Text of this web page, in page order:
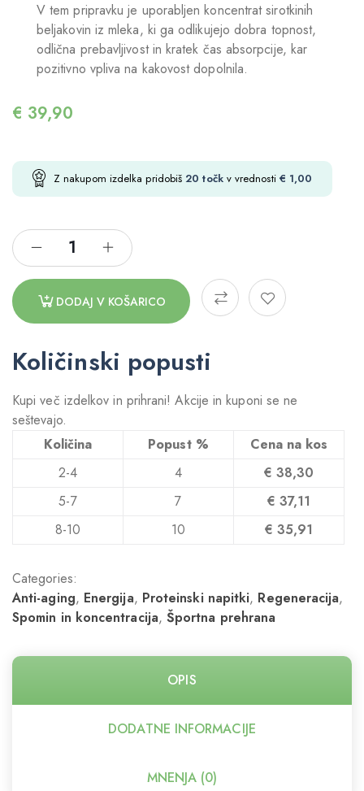
V tem pripravku je uporabljen koncentrat sirotkinih
beljakovin iz mleka, ki ga odlikujejo dobra topnost,
odlična prebavljivost in kratek čas absorpcije, kar
pozitivno vpliva na kakovost dopolnila.
€ 39,90
Z nakupom izdelka pridobiš 20 točkv vrednosti € 1,00
DODAJ V KOŠARICO
Količinski popusti
Kupi več izdelkov in prihrani! Akcije in kuponi se ne
seštevajo.
Količina
Popust %
Cena na kos
2-4
4 € 38,30
5-7
7 € 37,11
8-10
10 € 35,91
Categories:
Anti-aging, Energija, Proteinski napitki, Regeneracija,
Spomin in koncentracija,Športna prehrana
OPIS
DODATNE INFORMACIJE
MNENJA (0)